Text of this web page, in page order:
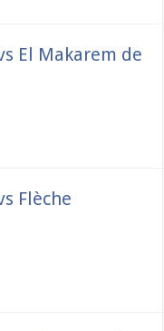
El Makarem de
Flèche